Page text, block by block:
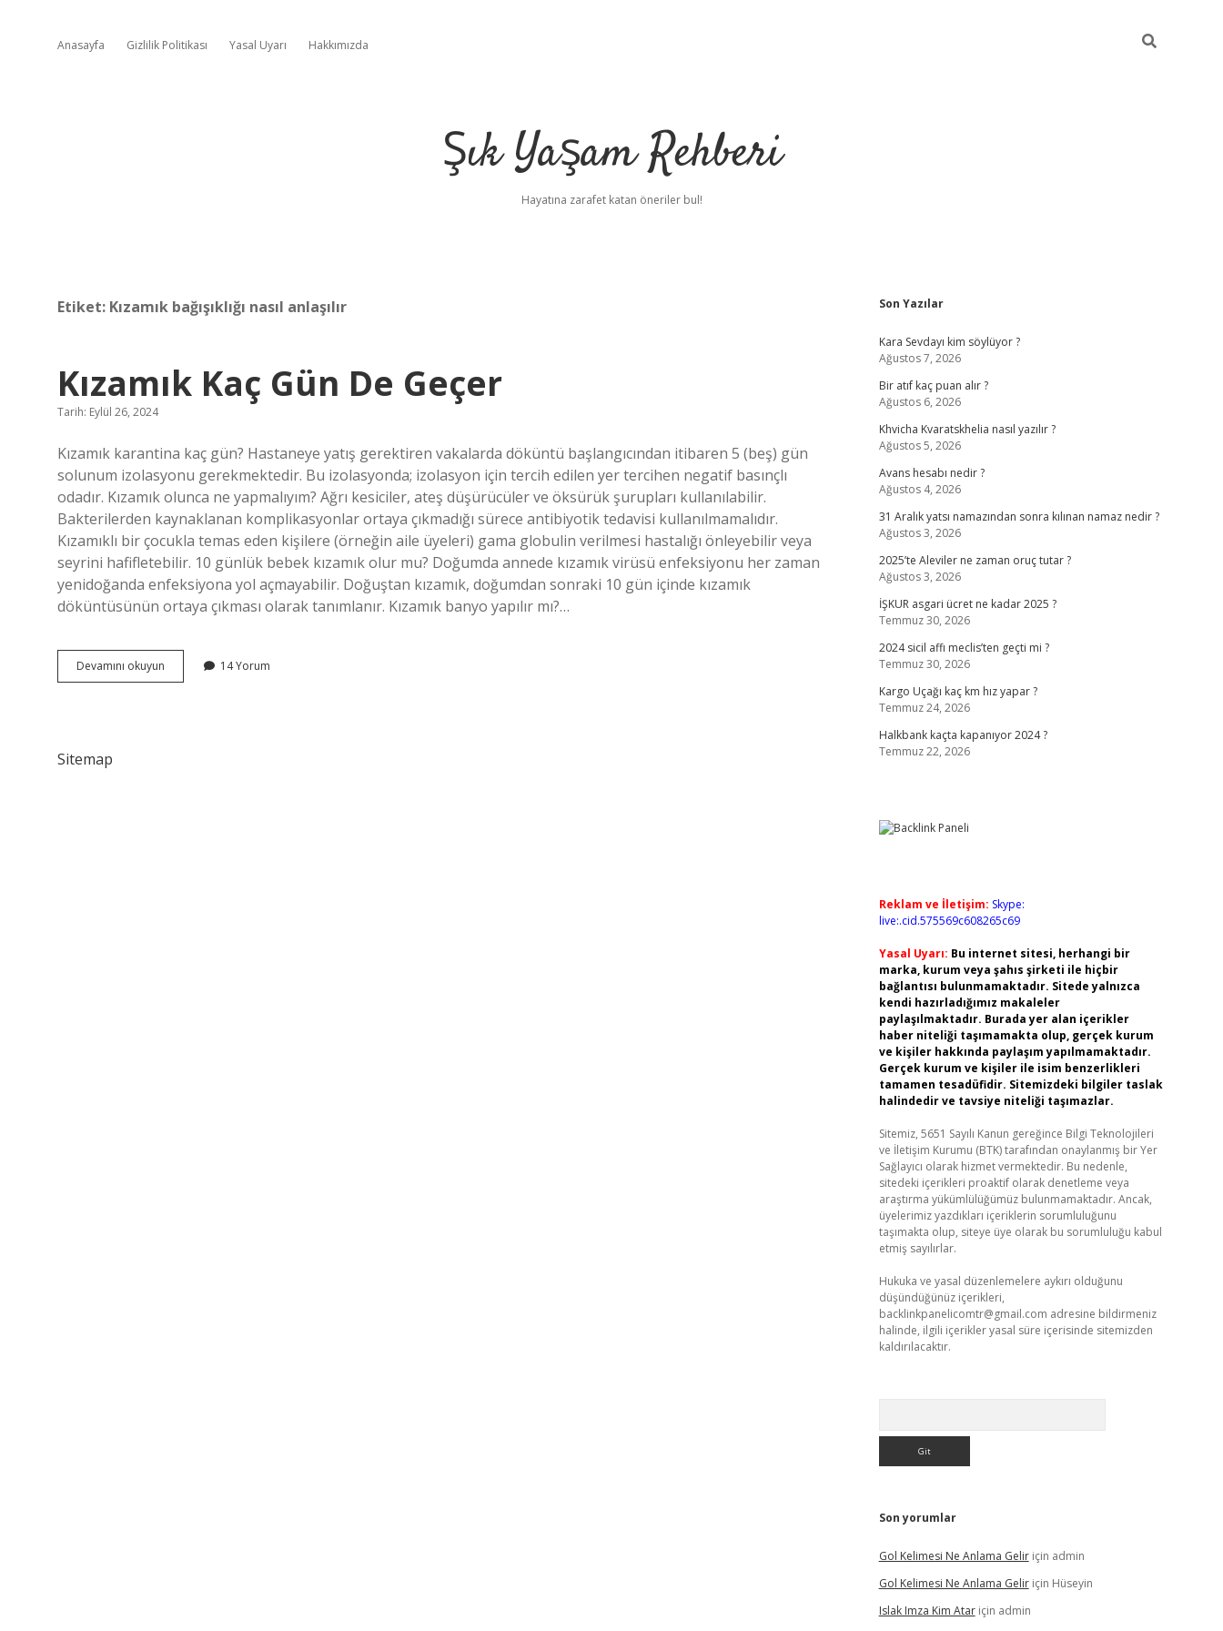
Anasayfa Gizlilik Politikası Yasal Uyarı Hakkımızda
Şık Yaşam Rehberi
Hayatına zarafet katan öneriler bul!
Etiket: Kızamık bağışıklığı nasıl anlaşılır
Kızamık Kaç Gün De Geçer
Tarih: Eylül 26, 2024
Kızamık karantina kaç gün? Hastaneye yatış gerektiren vakalarda döküntü başlangıcından itibaren 5 (beş) gün
solunum izolasyonu gerekmektedir. Bu izolasyonda; izolasyon için tercih edilen yer tercihen negatif basınçlı
odadır. Kızamık olunca ne yapmalıyım? Ağrı kesiciler, ateş düşürücüler ve öksürük şurupları kullanılabilir.
Bakterilerden kaynaklanan komplikasyonlar ortaya çıkmadığı sürece antibiyotik tedavisi kullanılmamalıdır.
Kızamıklı bir çocukla temas eden kişilere (örneğin aile üyeleri) gama globulin verilmesi hastalığı önleyebilir veya
seyrini hafifletebilir. 10 günlük bebek kızamık olur mu? Doğumda annede kızamık virüsü enfeksiyonu her zaman
yenidoğanda enfeksiyona yol açmayabilir. Doğuştan kızamık, doğumdan sonraki 10 gün içinde kızamık
döküntüsünün ortaya çıkması olarak tanımlanır. Kızamık banyo yapılır mı?…
Devamını okuyun
Kaç
14 Yorum
Sitemap
Sidebar
Son Yazılar
Kara Sevdayı kim söylüyor ?
Ağustos 7, 2026
Bir atıf kaç puan alır ?
Ağustos 6, 2026
Khvicha Kvaratskhelia nasıl yazılır ?
Ağustos 5, 2026
Avans hesabı nedir ?
Ağustos 4, 2026
31 Aralık yatsı namazından sonra kılınan namaz nedir ?
Ağustos 3, 2026
2025’te Aleviler ne zaman oruç tutar ?
Ağustos 3, 2026
İŞKUR asgari ücret ne kadar 2025 ?
Temmuz 30, 2026
2024 sicil affı meclis’ten geçti mi ?
Temmuz 30, 2026
Kargo Uçağı kaç km hız yapar ?
Temmuz 24, 2026
Halkbank kaçta kapanıyor 2024 ?
Temmuz 22, 2026
Reklam ve İletişim: Skype:
live:.cid.575569c608265c69
Yasal Uyarı: Bu internet sitesi, herhangi bir
marka, kurum veya şahıs şirketi ile hiçbir
bağlantısı bulunmamaktadır. Sitede yalnızca
kendi hazırladığımız makaleler
paylaşılmaktadır. Burada yer alan içerikler
haber niteliği taşımamakta olup, gerçek kurum
ve kişiler hakkında paylaşım yapılmamaktadır.
Gerçek kurum ve kişiler ile isim benzerlikleri
tamamen tesadüfidir. Sitemizdeki bilgiler taslak
halindedir ve tavsiye niteliği taşımazlar.
Sitemiz, 5651 Sayılı Kanun gereğince Bilgi Teknolojileri
ve İletişim Kurumu (BTK) tarafından onaylanmış bir Yer
Sağlayıcı olarak hizmet vermektedir. Bu nedenle,
sitedeki içerikleri proaktif olarak denetleme veya
araştırma yükümlülüğümüz bulunmamaktadır. Ancak,
üyelerimiz yazdıkları içeriklerin sorumluluğunu
taşımakta olup, siteye üye olarak bu sorumluluğu kabul
etmiş sayılırlar.
Hukuka ve yasal düzenlemelere aykırı olduğunu
düşündüğünüz içerikleri,
backlinkpanelicomtr@gmail.com adresine bildirmeniz
halinde, ilgili içerikler yasal süre içerisinde sitemizden
kaldırılacaktır.
Son yorumlar
Gol Kelimesi Ne Anlama Geliriçin admin
Gol Kelimesi Ne Anlama Geliriçin Hüseyin
Islak Imza Kim Atariçin admin